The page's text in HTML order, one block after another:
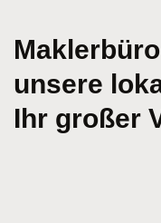
unsere
Ihr großer